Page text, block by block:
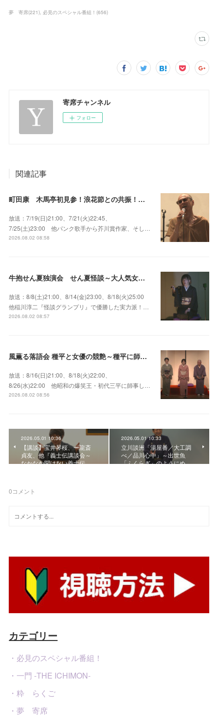
夢 寄席(221) 必見のスペシャル番組！ (656)
寄席チャンネル
フォロー
関連記事
町田康 木馬亭初見参！浪花節との共振！～マチダ地蔵尊 他
放送：7/19(日)21:00、7/21(火)22:45、
7/25(土)23:00 他パンク歌手から芥川賞作家、そし…
2026.08.02 08:58
牛抱せん夏独演会 せん夏怪談～大人気女性怪談師とっておきの背筋も凍る…
放送：8/8(土)21:00、8/14(金)23:00、8/18(火)25:00
他稲川淳二『怪談グランプリ』で優勝した実力派！…
2026.08.02 08:57
風薫る落語会 種平と女優の競艶～種平に師事した女優たちが百花繚乱に咲き誇る大人気落語会
放送：8/16(日)21:00、8/18(火)22:00、
8/26(水)22:00 他昭和の爆笑王・初代三平に師事し…
2026.08.02 08:56
2026.05.01 10:36
【講談】宝井琴桜、一龍斎
貞友、他『義士伝講談会～
なかなか聞けない義士伝…
2026.05.01 10:33
立川談洲「湯屋番／大工調
べ／品川心中」～出世魚
「ふくらぎ」のようにめ…
0コメント
カテゴリー
・必見のスペシャル番組！
・一門 -THE ICHIMON-
・粋 らくご
・夢 寄席